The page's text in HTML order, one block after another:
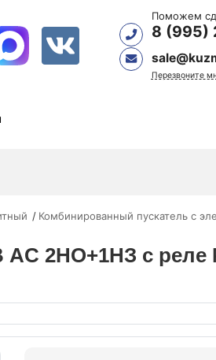
Поможем
8 (995)
Перезвоните
Комбинированный пускатель с
AC 2НО+1НЗ с реле